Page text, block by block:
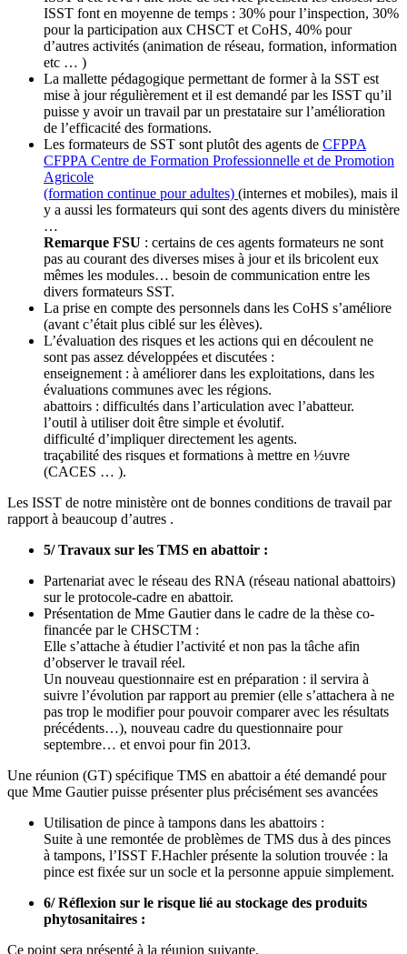
ISST font en moyenne de temps : 30% pour l’inspection, 30%
pour la participation aux CHSCT et CoHS, 40% pour
d’autres activités (animation de réseau, formation, information
etc … )
La mallette pédagogique permettant de former à la SST est
mise à jour régulièrement et il est demandé par les ISST qu’il
puisse y avoir un travail par un prestataire sur l’amélioration
de l’efficacité des formations.
Les formateurs de SST sont plutôt des agents de CFPPA
CFPPA Centre de Formation Professionnelle et de Promotion
Agricole
(formation continue pour adultes) (internes et mobiles), mais il
y a aussi les formateurs qui sont des agents divers du ministère
…
Remarque FSU : certains de ces agents formateurs ne sont
pas au courant des diverses mises à jour et ils bricolent eux
mêmes les modules… besoin de communication entre les
divers formateurs SST.
La prise en compte des personnels dans les CoHS s’améliore
(avant c’était plus ciblé sur les élèves).
L’évaluation des risques et les actions qui en découlent ne
sont pas assez développées et discutées :
enseignement : à améliorer dans les exploitations, dans les
évaluations communes avec les régions.
abattoirs : difficultés dans l’articulation avec l’abatteur.
l’outil à utiliser doit être simple et évolutif.
difficulté d’impliquer directement les agents.
traçabilité des risques et formations à mettre en ½uvre
(CACES … ).
Les ISST de notre ministère ont de bonnes conditions de travail par
rapport à beaucoup d’autres .
5/ Travaux sur les TMS en abattoir :
Partenariat avec le réseau des RNA (réseau national abattoirs)
sur le protocole-cadre en abattoir.
Présentation de Mme Gautier dans le cadre de la thèse co-
financée par le CHSCTM :
Elle s’attache à étudier l’activité et non pas la tâche afin
d’observer le travail réel.
Un nouveau questionnaire est en préparation : il servira à
suivre l’évolution par rapport au premier (elle s’attachera à ne
pas trop le modifier pour pouvoir comparer avec les résultats
précédents…), nouveau cadre du questionnaire pour
septembre… et envoi pour fin 2013.
Une réunion (GT) spécifique TMS en abattoir a été demandé pour
que Mme Gautier puisse présenter plus précisément ses avancées
Utilisation de pince à tampons dans les abattoirs :
Suite à une remontée de problèmes de TMS dus à des pinces
à tampons, l’ISST F.Hachler présente la solution trouvée : la
pince est fixée sur un socle et la personne appuie simplement.
6/ Réflexion sur le risque lié au stockage des produits
phytosanitaires :
Ce point sera présenté à la réunion suivante.